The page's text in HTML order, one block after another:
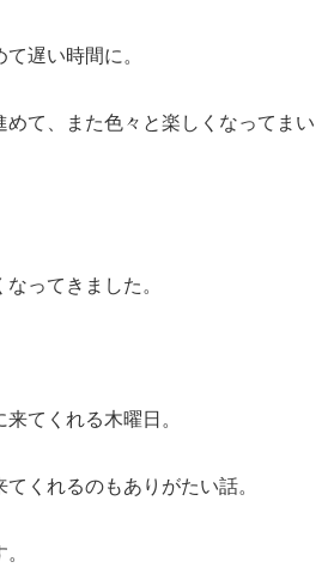
遅い時間に。
めて、また色々と楽しくなってまい
ってきました。
てくれる木曜日。
くれるのもありがたい話。